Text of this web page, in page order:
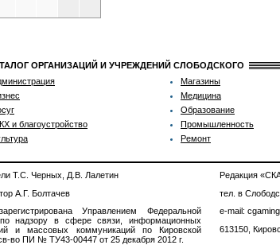
ОРГАНИЗАЦИЙ И УЧРЕЖДЕНИЙ СЛОБОДСКОГО
и благоустройство
Магазины
Медицина
Образование
Промышленность
Ремонт
Т.С. Черных, Д.В. Лалетин
А.Г. Болтачев
Управлением Федеральной
надзору в сфере связи, информационных
и массовых коммуникаций по Кировской
во ПИ № ТУ43-00447 от 25 декабря 2012 г.
Редакция
тел. в
e-mail:
613150,